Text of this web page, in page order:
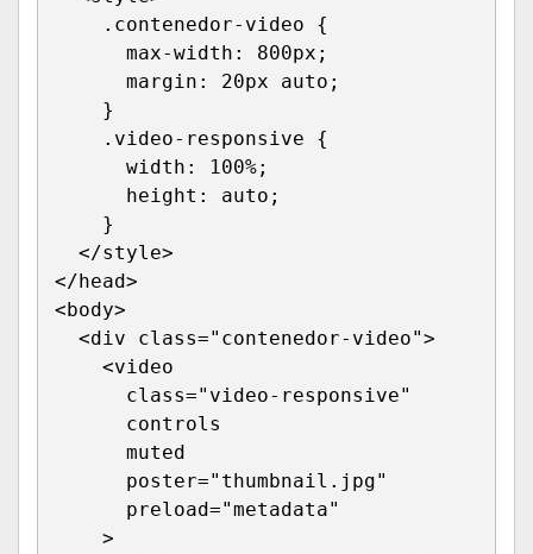
    .contenedor-video {
      max-width: 800px;
      margin: 20px auto;
    }
    .video-responsive {
      width: 100%;
      height: auto;
    }
  </style>
</head>
<body>
  <div class="contenedor-video">
    <video
      class="video-responsive"
      controls
      muted
      poster="thumbnail.jpg"
      preload="metadata"
    >